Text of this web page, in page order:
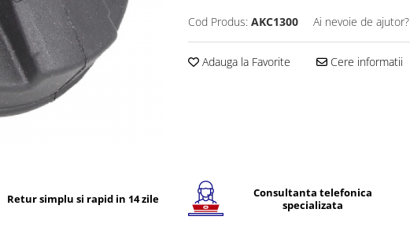
Cod Produs: AKC1300 Ai nevoie de ajutor?
Adauga la Favorite Cere informatii
Retur simplu si rapid in 14 zile
Consultanta telefonica
specializata